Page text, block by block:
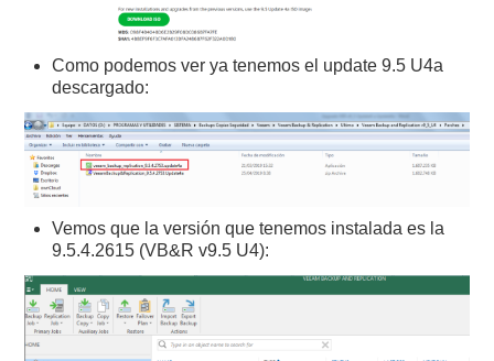
Como podemos ver ya tenemos el update 9.5 U4a
descargado:
Vemos que la versión que tenemos instalada es la
9.5.4.2615 (VB&R v9.5 U4):